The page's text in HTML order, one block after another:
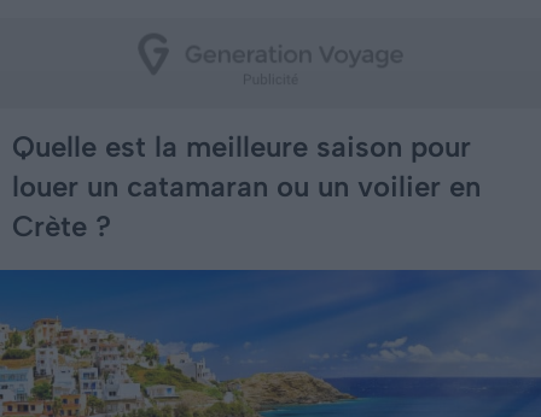
Quelle est la meilleure saison pour
louer un catamaran ou un voilier en
Crète ?